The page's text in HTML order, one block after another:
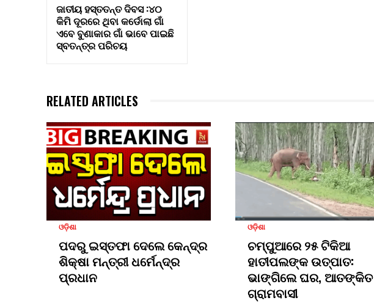
ଜାତୀୟ ହସ୍ତତନ୍ତ ଦିବସ :୪୦
କିମି ଦୂରରେ ଥିବା କର୍ଡୋଲା ଗାଁ
ଏବେ ବୁଣାକାର ଗାଁ ଭାବେ ପାଇଛି
ସ୍ବତନ୍ତ୍ର ପରିଚୟ
RELATED ARTICLES
ଓଡ଼ିଶା
ପଦରୁ ଇସ୍ତଫା ଦେଲେ କେନ୍ଦ୍ର
ଶିକ୍ଷା ମନ୍ତ୍ରୀ ଧର୍ମେନ୍ଦ୍ର
ପ୍ରଧାନ
ଓଡ଼ିଶା
ଚମ୍ପୁଆରେ ୨୫ ଟିକିଆ
ହାତୀପଲଙ୍କ ଉତ୍ପାତ:
ଭାଙ୍ଗିଲେ ଘର, ଆତଙ୍କିତ
ଗ୍ରାମବାସୀ